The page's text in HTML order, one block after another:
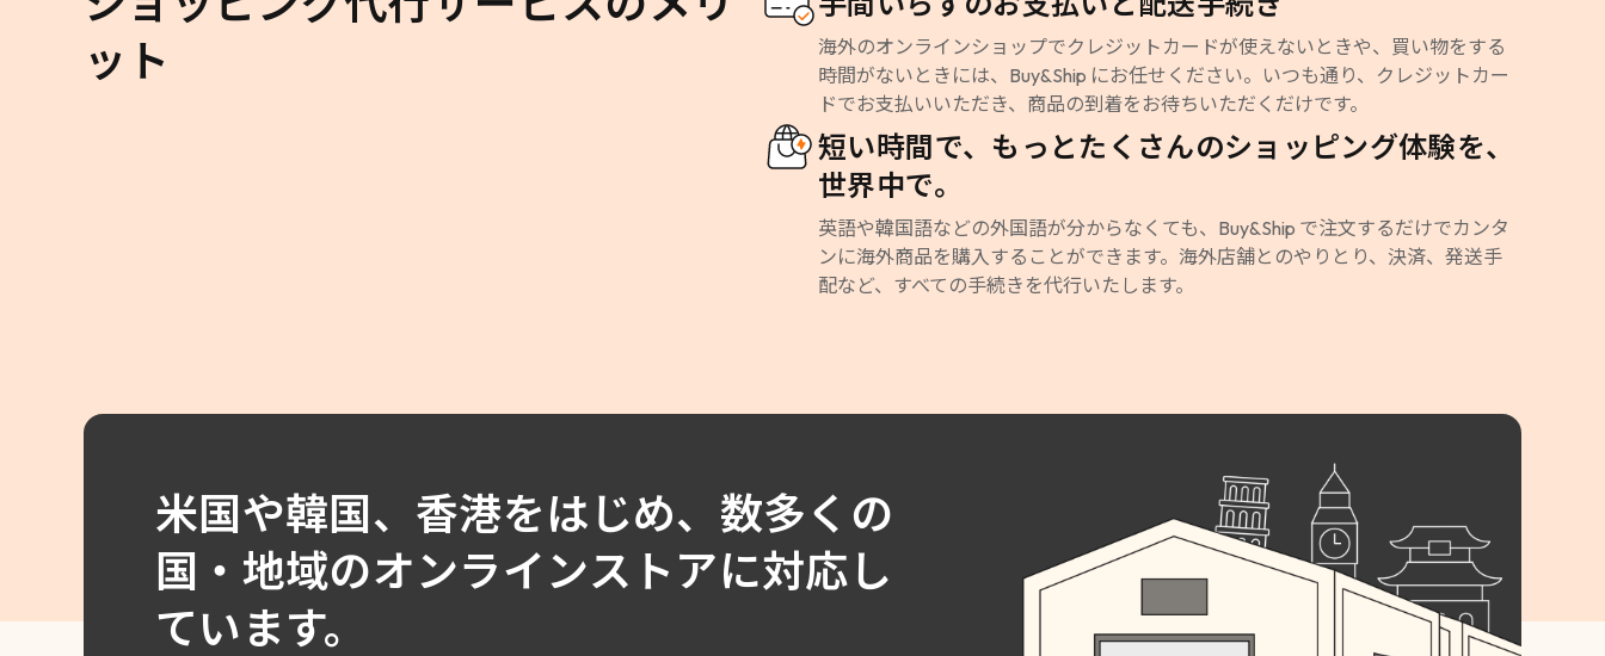
ット
海外のオンラインショップでクレジットカードが使えないときや、買い物をする
時間がないときには、Buy&Ship にお任せください。いつも通り、クレジットカー
ドでお支払いいただき、商品の到着をお待ちいただくだけです。
短い時間で、もっとたくさんのショッピング体験を、
世界中で。
英語や韓国語などの外国語が分からなくても、Buy&Ship で注文するだけでカンタ
ンに海外商品を購入することができます。海外店舗とのやりとり、決済、発送手
配など、すべての手続きを代行いたします。
米国や韓国、香港をはじめ、数多くの
国・地域のオンラインストアに対応し
ています。